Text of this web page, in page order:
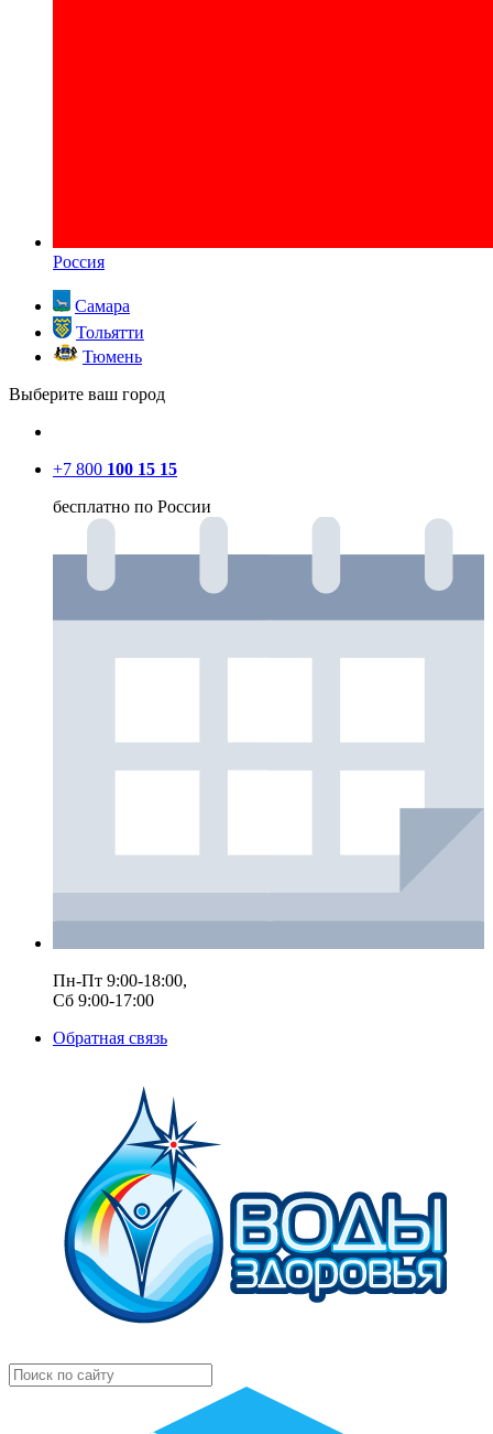
Россия
Самара
Тольятти
Тюмень
Выберите ваш город
+7 800 100 15 15
бесплатно по России
Пн-Пт 9:00-18:00,
Сб 9:00-17:00
Обратная связь